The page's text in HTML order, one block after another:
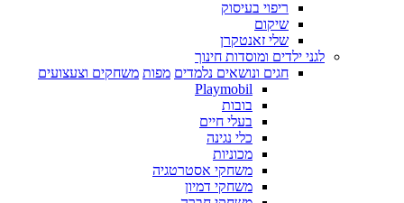
ריפוי בעיסוק
שיקום
שלי זאנטקרן
לגני ילדים ומוסדות חינוך
חגים ונושאים נלמדים מפות משחקים וצעצועים
Playmobil
בובות
בעלי חיים
כלי נגינה
מכוניות
משחקי אסטרטגיה
משחקי דמיון